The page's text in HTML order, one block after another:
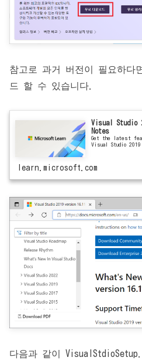
참고로 과거 버전이 필요하다
드 할 수 있습니다.
Visual Studio
Notes
Get the latest
Visual Studio 2019
learn.microsoft.com
다음과 같이